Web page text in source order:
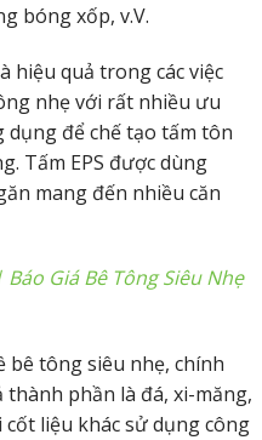
bóng xốp, v.V.
hiệu quả trong các việc
nhẹ với rất nhiều ưu
dụng để chế tạo tấm tôn
Tấm EPS được dùng
mang đến nhiều căn
Giá Bê Tông Siêu Nhẹ
bê tông siêu nhẹ, chính
phần là đá, xi-măng,
liệu khác sử dụng công